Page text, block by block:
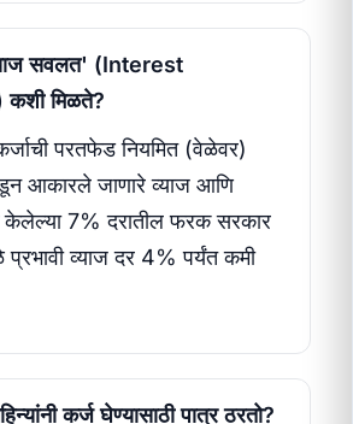
सवलत' (Interest
मिळते?
परतफेड नियमित (वेळेवर)
आकारले जाणारे व्याज आणि
केलेल्या 7% दरातील फरक सरकार
व्याज दर 4% पर्यंत कमी
कर्ज घेण्यासाठी पात्र ठरतो?